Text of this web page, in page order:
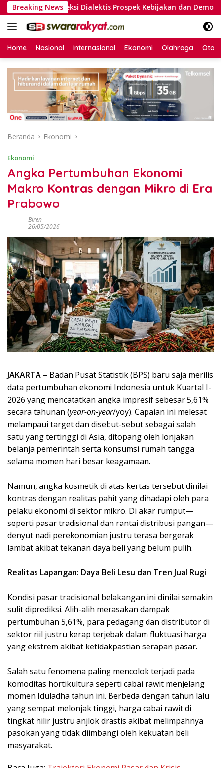
Langsung
ke
konten
Breaking News
Refleksi Dialektis Prospek Kebijakan dan Demokrasi
Home Nasional Internasional Ekonomi Olahraga
Beranda Ekonomi
Ekonomi
Angka Pertumbuhan Ekonomi
Makro Kontras dengan Mikro di Era
Prabowo
Biren
26/05/2026
JAKARTA – Badan Pusat Statistik (BPS) baru saja merilis
data pertumbuhan ekonomi Indonesia untuk Kuartal I-
2026 yang mencatatkan angka impresif sebesar 5,61%
secara tahunan (year-on-year/yoy). Capaian ini melesat
melampaui target dan disebut-sebut sebagai salah
satu yang tertinggi di Asia, ditopang oleh lonjakan
belanja pemerintah serta konsumsi rumah tangga
selama momen hari besar keagamaan.
Namun, angka kosmetik di atas kertas tersebut dinilai
kontras dengan realitas pahit yang dihadapi oleh para
pelaku ekonomi di sektor mikro. Di akar rumput—
seperti pasar tradisional dan rantai distribusi pangan—
denyut nadi perekonomian justru terasa bergerak
lambat akibat tekanan daya beli yang belum pulih.
Realitas Lapangan: Daya Beli Lesu dan Tren Jual Rugi
Kondisi pasar tradisional belakangan ini dinilai semakin
sulit diprediksi. Alih-alih merasakan dampak
pertumbuhan 5,61%, para pedagang dan distributor di
sektor riil justru kerap terjebak dalam fluktuasi harga
yang ekstrem akibat ketidakpastian serapan pasar.
Salah satu fenomena paling mencolok terjadi pada
komoditas hortikultura seperti cabai rawit menjelang
momen Iduladha tahun ini. Berbeda dengan tahun lalu
yang sempat melonjak tinggi, harga cabai rawit di
tingkat hilir justru anjlok drastis akibat melimpahnya
pasokan yang tidak diimbangi oleh kekuatan beli
masyarakat.